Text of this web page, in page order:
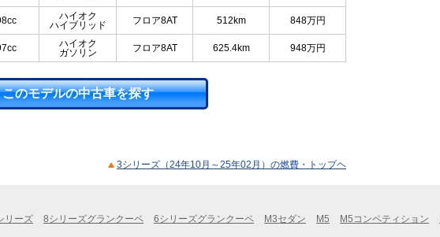
ハイオク
ハイブリッド
フロア8AT 512km 848万円
ハイオク
ガソリン
フロア8AT 625.4km 948万円
このモデルの中古車を探す
3シリーズ（24年10月～25年02月）の燃費・トップヘ
リーズ 8シリーズグランクーペ 6シリーズグランクーペ M3セダン M5 M5コンペティション